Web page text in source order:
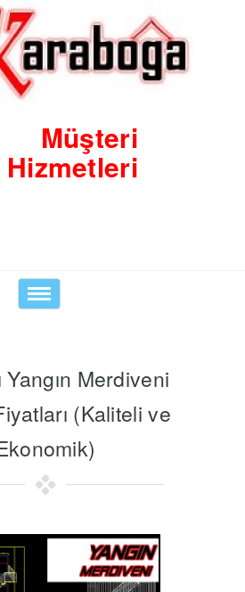
Müşteri
Hizmetleri
Toggle
navigation
Yangın Merdiveni
(Kaliteli ve